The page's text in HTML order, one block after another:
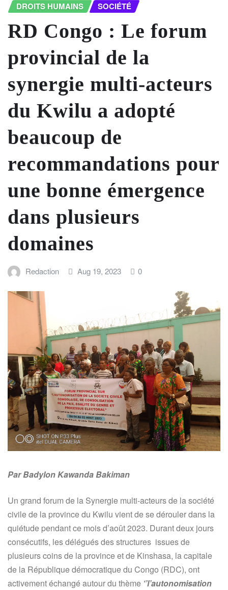
DROITS HUMAINS
SOCIÉTÉ
RD Congo : Le forum
provincial de la
synergie multi-acteurs
du Kwilu a adopté
beaucoup de
recommandations pour
une bonne émergence
dans plusieurs
domaines
Redaction Aug 19, 2023 0
Par Badylon Kawanda Bakiman
Un grand forum de la Synergie multi-acteurs de la société
civile de la province du Kwilu vient de se dérouler dans la
quiétude pendant ce mois d’août 2023. Durant deux jours
consécutifs, les délégués des structures issues de
plusieurs coins de la province et de Kinshasa, la capitale
de la République démocratique du Congo (RDC), ont
activement échangé autour du thème ‘’l’autonomisation